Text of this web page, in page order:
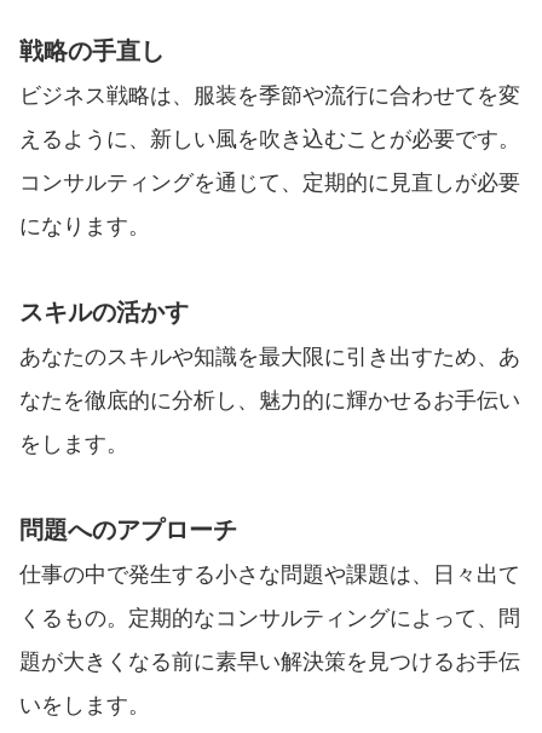
戦略の手直し
ビジネス戦略は、服装を季節や流行に合わせてを変
えるように、新しい風を吹き込むことが必要です。
コンサルティングを通じて、定期的に見直しが必要
になります。
スキルの活かす
あなたのスキルや知識を最大限に引き出すため、あ
なたを徹底的に分析し、魅力的に輝かせるお手伝い
をします。
問題へのアプローチ
仕事の中で発生する小さな問題や課題は、日々出て
くるもの。定期的なコンサルティングによって、問
題が大きくなる前に素早い解決策を見つけるお手伝
いをします。